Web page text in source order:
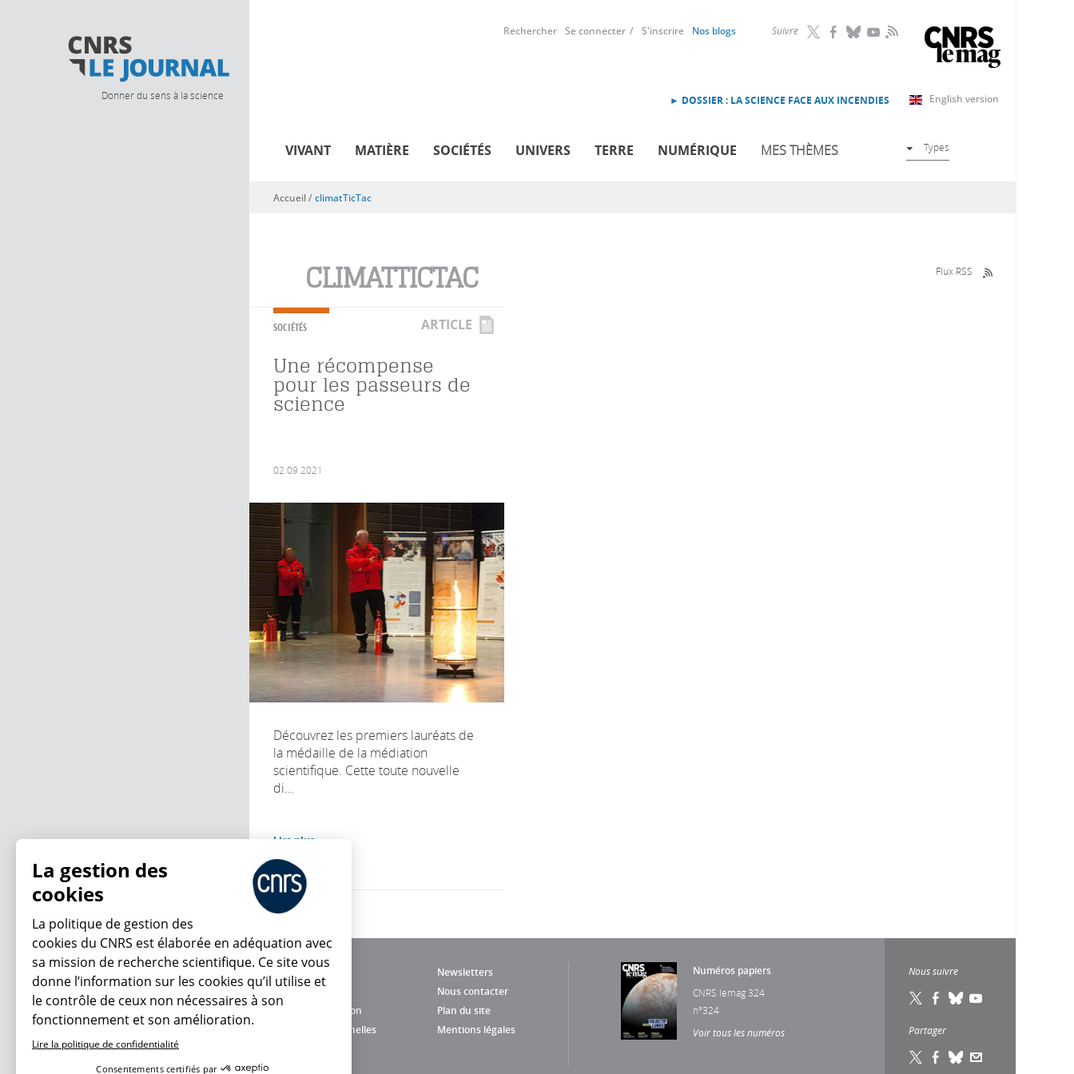
Donner du sens à la science
Suivre RSS
Rechercher Se connecter S'inscrire Nos blogs
English version
► DOSSIER : LA SCIENCE FACE AUX INCENDIES
VIVANT MATIÈRE SOCIÉTÉS UNIVERS TERRE NUMÉRIQUE MES THÈMES Types
Vous êtes ici
Accueil/climatTicTac
CLIMATTICTAC Flux RSS
SOCIÉTÉS ARTICLE
Une récompense
pour les passeurs de
science
02.09.2021
Découvrez les premiers lauréats de
la médaille de la médiation
scientifique. Cette toute nouvelle
di...
Lire plus
Newsletters
Nous contacter
Charte d'utilisation
Plan du site
Données personnelles
Mentions légales
Numéros papiers
CNRS lemag 324
n°324
Voir tous les numéros
Nous suivre
Partager
En ce moment
La gestion des
cookies
La politique de gestion des
cookies du CNRS est élaborée en adéquation avec
sa mission de recherche scientifique. Ce site vous
donne l’information sur les cookies qu’il utilise et
le contrôle de ceux non nécessaires à son
fonctionnement et son amélioration.
Lire la politique de confidentialité
Consentements certifiés par